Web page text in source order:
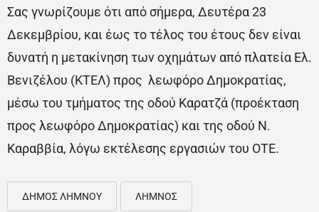
Σας γνωρίζουμε ότι από σήμερα, Δευτέρα 23
Δεκεμβρίου, και έως το τέλος του έτους δεν είναι
δυνατή η μετακίνηση των οχημάτων από πλατεία Ελ.
Βενιζέλου (ΚΤΕΛ) προς λεωφόρο Δημοκρατίας,
μέσω του τμήματος της οδού Καρατζά (προέκταση
προς λεωφόρο Δημοκρατίας) και της οδού Ν.
Καραββία, λόγω εκτέλεσης εργασιών του ΟΤΕ.
ΔΗΜΟΣ ΛΗΜΝΟΥ ΛΗΜΝΟΣ